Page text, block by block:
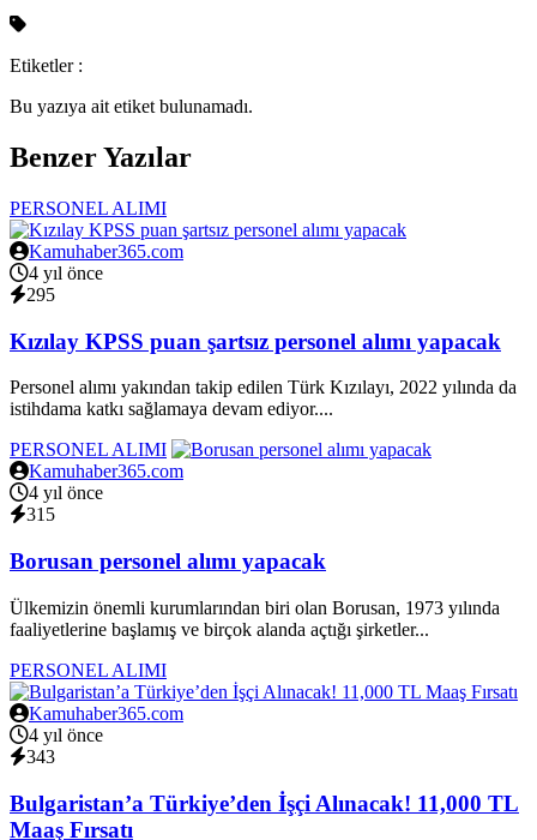
Etiketler :
Bu yazıya ait etiket bulunamadı.
Benzer Yazılar
PERSONEL ALIMI
Kamuhaber365.com
4 yıl önce
295
Kızılay KPSS puan şartsız personel alımı yapacak
Personel alımı yakından takip edilen Türk Kızılayı, 2022 yılında da
istihdama katkı sağlamaya devam ediyor....
PERSONEL ALIMI
Kamuhaber365.com
4 yıl önce
315
Borusan personel alımı yapacak
Ülkemizin önemli kurumlarından biri olan Borusan, 1973 yılında
faaliyetlerine başlamış ve birçok alanda açtığı şirketler...
PERSONEL ALIMI
Kamuhaber365.com
4 yıl önce
343
Bulgaristan’a Türkiye’den İşçi Alınacak! 11,000 TL
Maaş Fırsatı